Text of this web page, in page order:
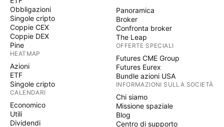
Obbligazioni
Singole cripto
Coppie CEX
Coppie DEX
Pine
HEATMAP
Azioni
ETF
Singole cripto
CALENDARI
Economico
Utili
Dividendi
Panoramica
Broker
Confronta broker
The Leap
OFFERTE SPECIALI
Futures CME Group
Futures Eurex
Bundle azioni USA
INFORMAZIONI SULLA SOCIETÀ
Chi siamo
Missione spaziale
Blog
Centro di supporto